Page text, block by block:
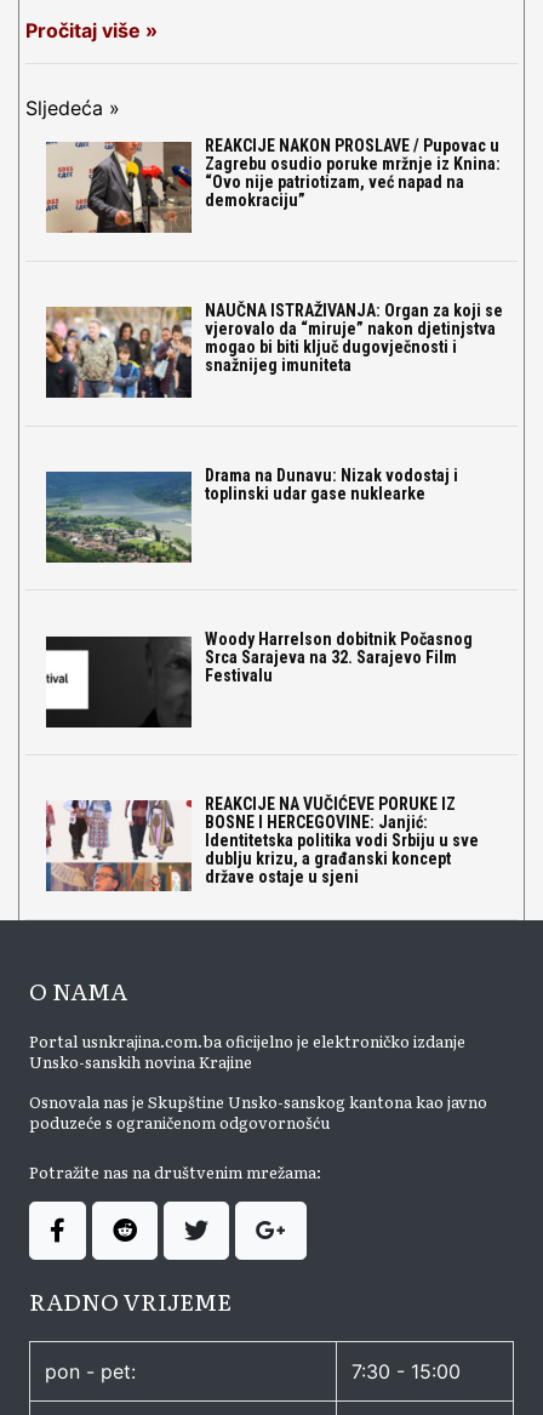
Pročitaj više »
Sljedeća »
REAKCIJE NAKON PROSLAVE / Pupovac u
Zagrebu osudio poruke mržnje iz Knina:
“Ovo nije patriotizam, već napad na
demokraciju”
NAUČNA ISTRAŽIVANJA: Organ za koji se
vjerovalo da “miruje” nakon djetinjstva
mogao bi biti ključ dugovječnosti i
snažnijeg imuniteta
Drama na Dunavu: Nizak vodostaj i
toplinski udar gase nuklearke
Woody Harrelson dobitnik Počasnog
Srca Sarajeva na 32. Sarajevo Film
Festivalu
REAKCIJE NA VUČIĆEVE PORUKE IZ
BOSNE I HERCEGOVINE: Janjić:
Identitetska politika vodi Srbiju u sve
dublju krizu, a građanski koncept
države ostaje u sjeni
O NAMA
Portal usnkrajina.com.ba oficijelno je elektroničko izdanje
Unsko-sanskih novina Krajine
Osnovala nas je Skupštine Unsko-sanskog kantona kao javno
poduzeće s ograničenom odgovornošću
Potražite nas na društvenim mrežama:
RADNO VRIJEME
pon - pet: 7:30 - 15:00